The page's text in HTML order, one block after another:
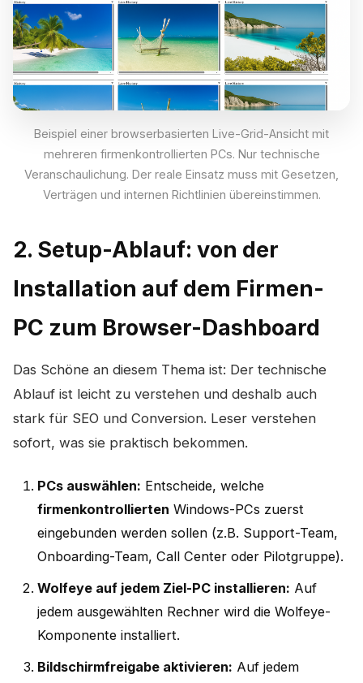
Beispiel einer browserbasierten Live-Grid-Ansicht mit
mehreren firmenkontrollierten PCs. Nur technische
Veranschaulichung. Der reale Einsatz muss mit Gesetzen,
Verträgen und internen Richtlinien übereinstimmen.
2. Setup-Ablauf: von der
Installation auf dem Firmen-
PC zum Browser-Dashboard
Das Schöne an diesem Thema ist: Der technische
Ablauf ist leicht zu verstehen und deshalb auch
stark für SEO und Conversion. Leser verstehen
sofort, was sie praktisch bekommen.
PCs auswählen: Entscheide, welche
firmenkontrollierten Windows-PCs zuerst
eingebunden werden sollen (z.B. Support-Team,
Onboarding-Team, Call Center oder Pilotgruppe).
Wolfeye auf jedem Ziel-PC installieren: Auf
jedem ausgewählten Rechner wird die Wolfeye-
Komponente installiert.
Bildschirmfreigabe aktivieren: Auf jedem